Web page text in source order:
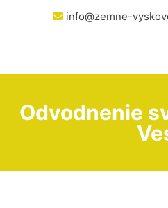
info@zemne-
Odvodnenie